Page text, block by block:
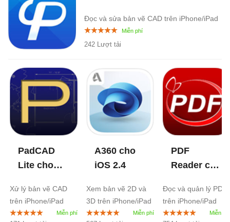
Đọc và sửa bản vẽ CAD trên iPhone/iPad
242 Lượt tải
PadCAD
Lite cho
Xử lý bản vẽ CAD
trên iPhone/iPad
A360 cho
iOS 2.4
Xem bản vẽ 2D và
3D trên iPhone/iPad
PDF
Reader cho
Đọc và quản lý PDF
trên iPhone/iPad